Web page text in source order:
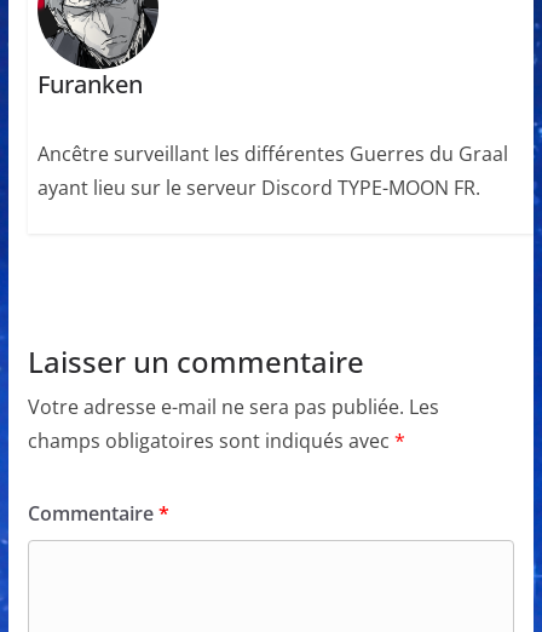
Furanken
Ancêtre surveillant les différentes Guerres du Graal
ayant lieu sur le serveur Discord TYPE-MOON FR.
Laisser un commentaire
Votre adresse e-mail ne sera pas publiée. Les
champs obligatoires sont indiqués avec *
Commentaire*